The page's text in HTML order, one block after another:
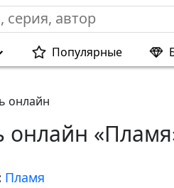
Популярные
онлайн
онлайн
Пламя